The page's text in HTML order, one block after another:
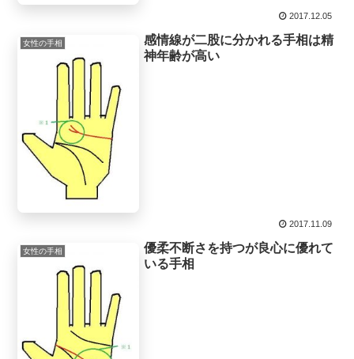
2017.12.05
女性の手相
感情線が二股に分かれる手相は精
神年齢が高い
2017.11.09
女性の手相
優柔不断さを持つが良心に優れて
いる手相